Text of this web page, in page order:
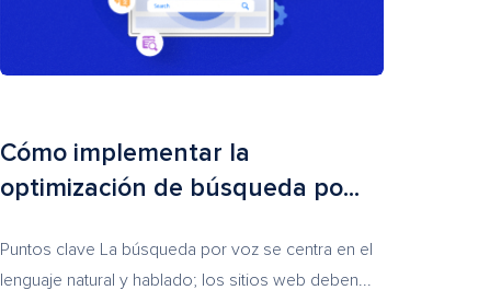
Cómo implementar la
optimización de búsqueda po...
Puntos clave La búsqueda por voz se centra en el
lenguaje natural y hablado; los sitios web deben...